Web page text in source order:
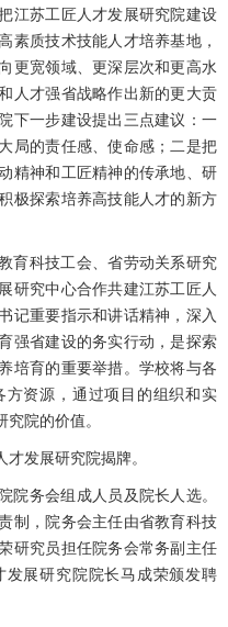
江苏工匠人才发展研究院建设
素质技术技能人才培养基地，
更宽领域、更深层次和更高水
人才强省战略作出新的更大贡
下一步建设提出三点建议：一
局的责任感、使命感；二是把
精神和工匠精神的传承地、研
极探索培养高技能人才的新方
育科技工会、省劳动关系研究
研究中心合作共建江苏工匠人
记重要指示和讲话精神，深入
强省建设的务实行动，是探索
培育的重要举措。学校将与各
资源，通过项目的组织和实
院的价值。
发展研究院揭牌。
院务会组成人员及院长人选。
制，院务会主任由省教育科技
研究员担任院务会常务副主任
展研究院院长马成荣颁发聘